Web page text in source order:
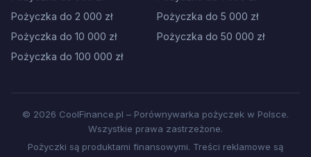
Pożyczka do 2 000 zł
Pożyczka do 5 000 zł
Pożyczka do 10 000 zł
Pożyczka do 50 000 zł
Pożyczka do 100 000 zł
© 2026 CoolFinance.pl – Porównywarka pożyczek w Polsce.
Wszystkie prawa zastrzeżone.
Pożyczki są produktami finansowymi. Treści reklamowe są